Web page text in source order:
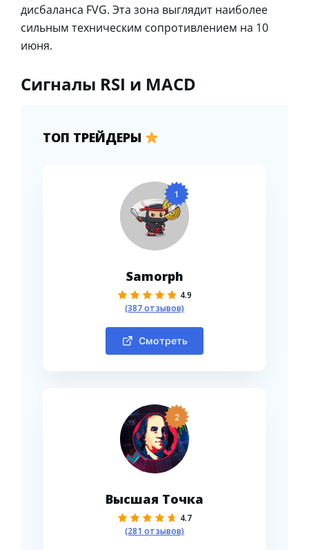
дисбаланса FVG. Эта зона выглядит наиболее
сильным техническим сопротивлением на 10
июня.
Сигналы RSI и MACD
ТОП ТРЕЙДЕРЫ
1
Samorph
4.9
(387 отзывов)
Смотреть
2
Высшая Точка
4.7
(281 отзывов)